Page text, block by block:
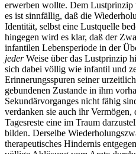
erwerben wollte. Dem
es ist sinnfällig, daß die
Identität, selbst eine Lustquelle
hingegen wird es klar, daß der
infantilen Lebensperiode in der
jederWeise über das Lustprinzip
sich dabei völlig wie infantil und
Erinnerungsspuren seiner
gebundenen Zustande in ihm
Sekundärvorganges nicht fähig
verdanken sie auch ihr
Tagesreste eine im Traum
bilden. Derselbe
therapeutisches Hindernis